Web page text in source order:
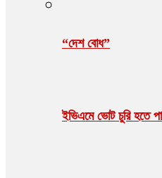
“দেশ বোধ”
ইভিএমে ভোট চুরি হতে